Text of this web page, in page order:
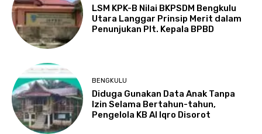
LSM KPK-B Nilai BKPSDM Bengkulu
Utara Langgar Prinsip Merit dalam
Penunjukan Plt. Kepala BPBD
BENGKULU
Diduga Gunakan Data Anak Tanpa
Izin Selama Bertahun-tahun,
Pengelola KB Al Iqro Disorot